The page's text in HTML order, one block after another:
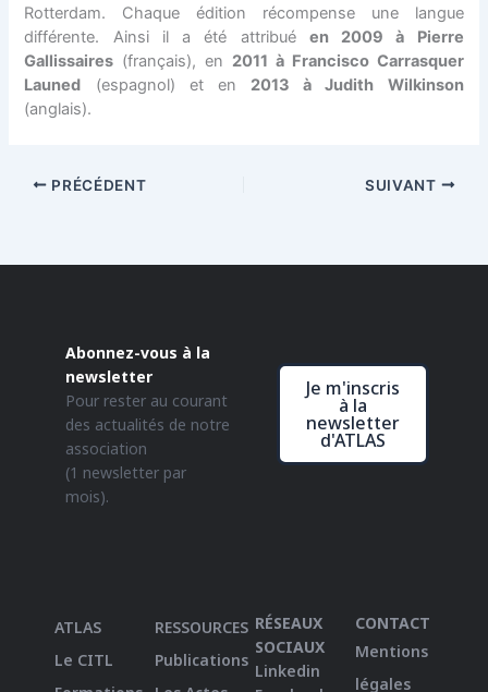
Rotterdam. Chaque édition récompense une langue
différente. Ainsi il a été attribué en 2009 à Pierre
Gallissaires (français), en 2011 à Francisco Carrasquer
Launed (espagnol) et en 2013 à Judith Wilkinson
(anglais).
PRÉCÉDENT SUIVANT
Abonnez-vous à la
newsletter
Pour rester au courant
des actualités de notre
association
(1 newsletter par
mois).
Je m'inscris
à la
newsletter
d'ATLAS
ATLAS
Le CITL
RESSOURCES
Publications
RÉSEAUX
SOCIAUX
Linkedin
CONTACT
Mentions
légales